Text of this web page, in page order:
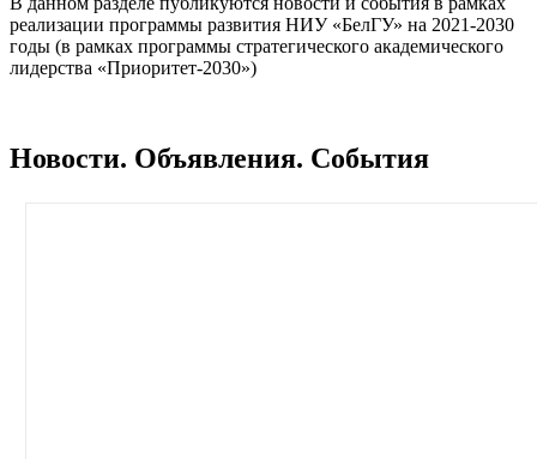
реализации программы развития НИУ «БелГУ» на 2021-2030
годы (в рамках программы стратегического академического
лидерства «Приоритет-2030»)
Новости. Объявления. События